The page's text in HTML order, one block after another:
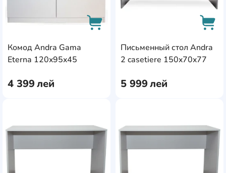
Комод Andra Gama
Eterna 120x95x45
4 399лей
AddCardToCart
Письменный стол Andra
2 casetiere 150x70x77
5 999лей